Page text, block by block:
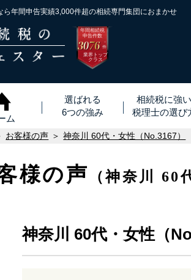
ら年間申告実績3,000件超の相続専門集団におまかせ
年間相続税
申告件数
3076 ※
件
業界トップ
クラス
ム
選ばれる
6つの強み
相続税に強
税理士の選び
お客様の声 神奈川 60代・女性（No.3167）
様の声 （神奈川 60
神奈川 60代・女性（